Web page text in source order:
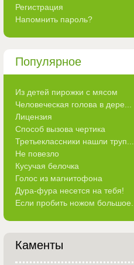
Регистрация
Напомнить пароль?
Популярное
Из детей пирожки с мясом
Человеческая голова в дере...
Лицензия
Способ вызова чертика
Третьеклассники нашли труп...
Не повезло
Кусучая белочка
Голос из магнитофона
Дура-фура несется на тебя!
Если пробить ножом большое...
Каменты